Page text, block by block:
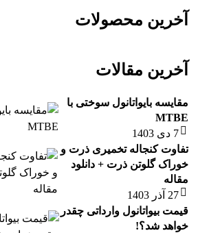
آخرین محصولات
آخرین مقالات
مقایسه بایواتانول سوختی با
MTBE
7 دی 1403
تفاوت کنجاله تخمیری ذرت و
خوراک گلوتن ذرت + دانلود
مقاله
27 آذر 1403
قیمت بیواتانول وارداتی چقدر
خواهد شد؟!